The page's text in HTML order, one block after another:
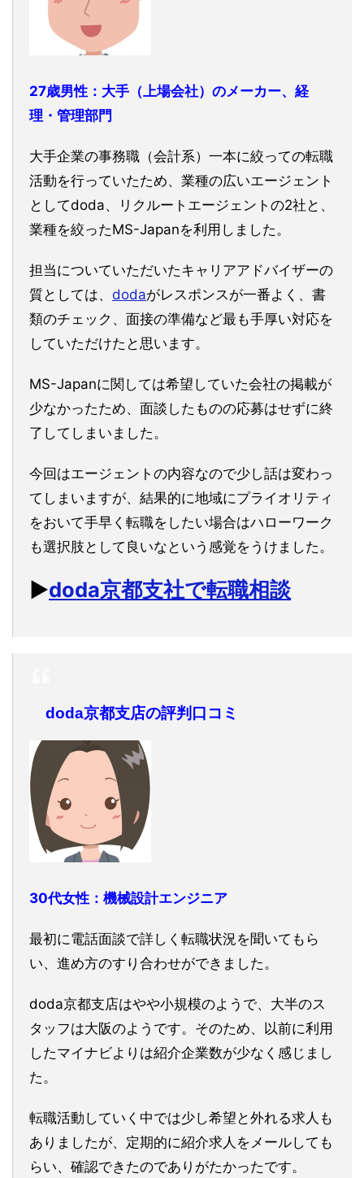
27歳男性：大手（上場会社）のメーカー、経
理・管理部門
大手企業の事務職（会計系）一本に絞っての転職
活動を行っていたため、業種の広いエージェント
としてdoda、リクルートエージェントの2社と、
業種を絞ったMS-Japanを利用しました。
担当についていただいたキャリアアドバイザーの
質としては、 dodaがレスポンスが一番よく、書
類のチェック、面接の準備など最も手厚い対応を
していただけたと思います。
MS-Japanに関しては希望していた会社の掲載が
少なかったため、面談したものの応募はせずに終
了してしまいました。
今回はエージェントの内容なので少し話は変わっ
てしまいますが、結果的に地域にプライオリティ
をおいて手早く転職をしたい場合はハローワーク
も選択肢として良いなという感覚をうけました。
▶︎doda京都支社で転職相談
doda京都支店の評判口コミ
30代女性：機械設計エンジニア
最初に電話面談で詳しく転職状況を聞いてもら
い、進め方のすり合わせができました。
doda京都支店はやや小規模のようで、大半のス
タッフは大阪のようです。そのため、以前に利用
したマイナビよりは紹介企業数が少なく感じまし
た。
転職活動していく中では少し希望と外れる求人も
ありましたが、定期的に紹介求人をメールしても
らい、確認できたのでありがたかったです。